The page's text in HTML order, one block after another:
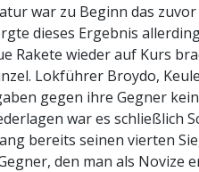
war zu Beginn das
dieses Ergebnis
Rakete wieder auf Kurs
Lokführer Broydo,
gegen ihre Gegner
war es schließlich
bereits seinen vierten
den man als Novize